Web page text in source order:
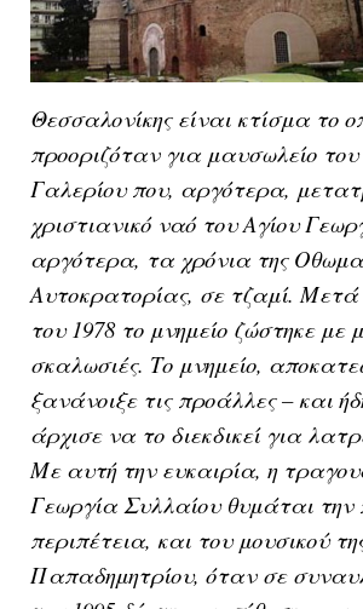
Θεσσαλονίκης είναι κτίσμα το
προοριζόταν για μαυσωλείο
Γαλερίου που, αργότερα,
χριστιανικό ναό του Αγίου
αργότερα, τα χρόνια της
Αυτοκρατορίας, σε τζαμί. Μετά
του 1978 το μνημείο ζώστηκε με
σκαλωσιές. Το μνημείο,
ξανάνοιξε τις προάλλες – και
άρχισε να το διεκδικεί για
Με αυτή την ευκαιρία, η
Γεωργία Συλλαίου θυμάται την
περιπέτεια, και του μουσικού
Παπαδημητρίου, όταν σε